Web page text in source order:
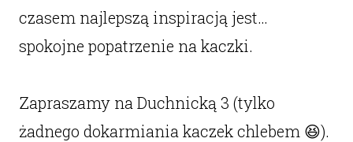
czasem najlepszą inspiracją jest…
spokojne popatrzenie na kaczki.
Zapraszamy na Duchnicką 3 (tylko
żadnego dokarmiania kaczek chlebem 😆).